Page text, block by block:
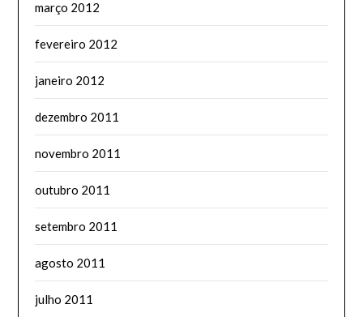
março 2012
fevereiro 2012
janeiro 2012
dezembro 2011
novembro 2011
outubro 2011
setembro 2011
agosto 2011
julho 2011